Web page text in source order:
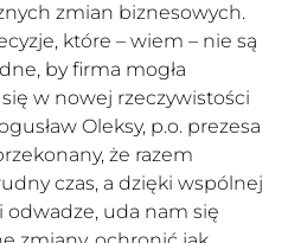
zmian biznesowych.
które – wiem – nie są
by firma mogła
w nowej rzeczywistości
Oleksy, p.o. prezesa
że razem
czas, a dzięki wspólnej
uda nam się